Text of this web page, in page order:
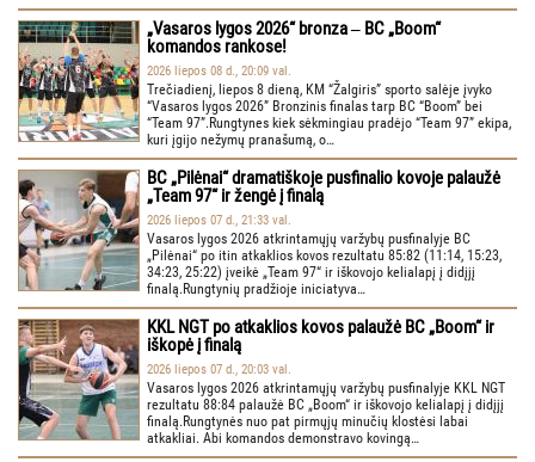
„Vasaros lygos 2026“ bronza ‒ BC „Boom“
komandos rankose!
2026 liepos 08 d., 20:09 val.
Trečiadienį, liepos 8 dieną, KM “Žalgiris” sporto salėje įvyko
“Vasaros lygos 2026” Bronzinis finalas tarp BC “Boom” bei
“Team 97”.Rungtynes kiek sėkmingiau pradėjo “Team 97” ekipa,
kuri įgijo nežymų pranašumą, o…
BC „Pilėnai“ dramatiškoje pusfinalio kovoje palaužė
„Team 97“ ir žengė į finalą
2026 liepos 07 d., 21:33 val.
Vasaros lygos 2026 atkrintamųjų varžybų pusfinalyje BC
„Pilėnai“ po itin atkaklios kovos rezultatu 85:82 (11:14, 15:23,
34:23, 25:22) įveikė „Team 97“ ir iškovojo kelialapį į didįjį
finalą.Rungtynių pradžioje iniciatyva…
KKL NGT po atkaklios kovos palaužė BC „Boom“ ir
iškopė į finalą
2026 liepos 07 d., 20:03 val.
Vasaros lygos 2026 atkrintamųjų varžybų pusfinalyje KKL NGT
rezultatu 88:84 palaužė BC „Boom“ ir iškovojo kelialapį į didįjį
finalą.Rungtynės nuo pat pirmųjų minučių klostėsi labai
atkakliai. Abi komandos demonstravo kovingą…